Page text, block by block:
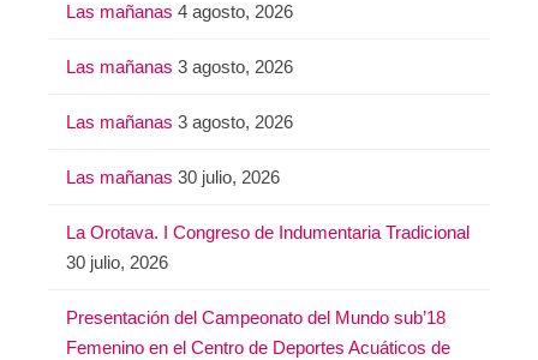
Las mañanas 4 agosto, 2026
Las mañanas 3 agosto, 2026
Las mañanas 3 agosto, 2026
Las mañanas 30 julio, 2026
La Orotava. I Congreso de Indumentaria Tradicional
30 julio, 2026
Presentación del Campeonato del Mundo sub’18
Femenino en el Centro de Deportes Acuáticos de